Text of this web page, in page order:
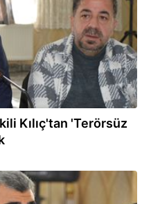
Kılıç'tan 'Terörsüz